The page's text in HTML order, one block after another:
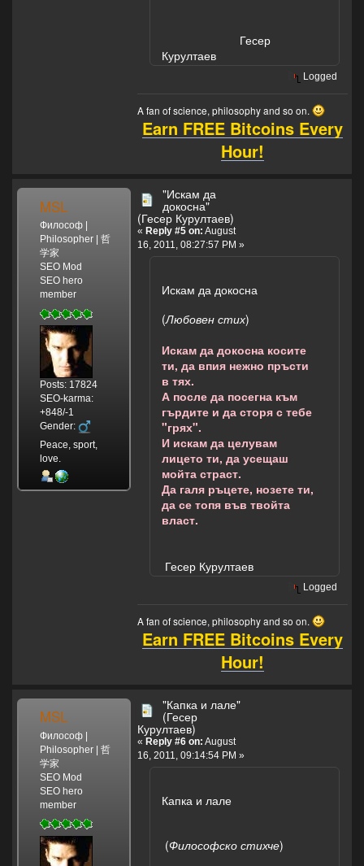
Гесер
Курултаев
Logged
A fan of science, philosophy and so on.
Earn FREE Bitcoins Every
Hour!
MSL
Философ |
Philosopher | 哲
学家
SEO Mod
SEO hero
member
Posts: 17824
SEO-karma:
+848/-1
Gender:
Peace, sport,
love.
"Искам да
докосна"
(Гесер Курултаев)
« Reply #5 on: August
16, 2011, 08:27:57 PM »
Искам да докосна
(Любовен стих)
Искам да докосна косите
ти, да впия нежно пръсти
в тях.
А после да посегна към
гърдите и да сторя с тебе
"грях".
И искам да целувам
лицето ти, да усещаш
мойта страст.
Да галя ръцете, нозете ти,
да се топя във твойта
власт.
Гесер Курултаев
Logged
A fan of science, philosophy and so on.
Earn FREE Bitcoins Every
Hour!
MSL
Философ |
Philosopher | 哲
学家
SEO Mod
SEO hero
member
"Капка и лале"
(Гесер
Курултаев)
« Reply #6 on: August
16, 2011, 09:14:54 PM »
Капка и лале
(Философско стихче)